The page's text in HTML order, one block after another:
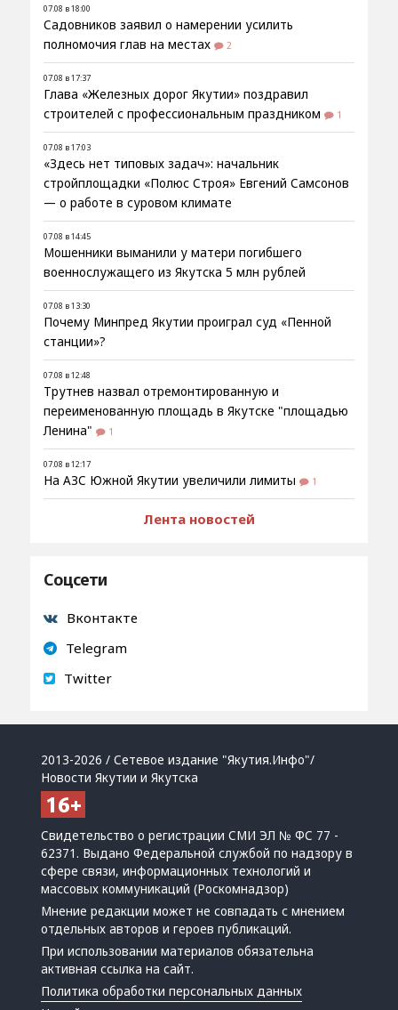
07.08 в 18:00
Садовников заявил о намерении усилить
полномочия глав на местах
2
07.08 в 17:37
Глава «Железных дорог Якутии» поздравил
строителей с профессиональным праздником
1
07.08 в 17:03
«Здесь нет типовых задач»: начальник
стройплощадки «Полюс Строя» Евгений Самсонов
— о работе в суровом климате
07.08 в 14:45
Мошенники выманили у матери погибшего
военнослужащего из Якутска 5 млн рублей
07.08 в 13:30
Почему Минпред Якутии проиграл суд «Пенной
станции»?
07.08 в 12:48
Трутнев назвал отремонтированную и
переименованную площадь в Якутске "площадью
Ленина"
1
07.08 в 12:17
На АЗС Южной Якутии увеличили лимиты 1
Лента новостей
Соцсети
Вконтакте
Telegram
Twitter
2013-2026 / Сетевое издание "Якутия.Инфо"/
Новости Якутии и Якутска
Свидетельство о регистрации СМИ ЭЛ № ФС 77 -
62371. Выдано Федеральной службой по надзору в
сфере связи, информационных технологий и
массовых коммуникаций (Роскомнадзор)
Мнение редакции может не совпадать с мнением
отдельных авторов и героев публикаций.
При использовании материалов обязательна
активная ссылка на сайт.
Политика обработки персональных данных